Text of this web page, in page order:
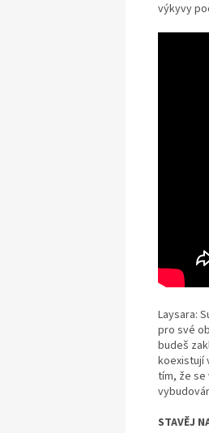
výkyvy
Laysara:
pro své
budeš
koexistují
tím, že se
STAVĚJ